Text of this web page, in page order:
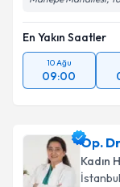
En Yakın Saatler
10 Ağu
09:00
Op.
Kadın
İstanbul